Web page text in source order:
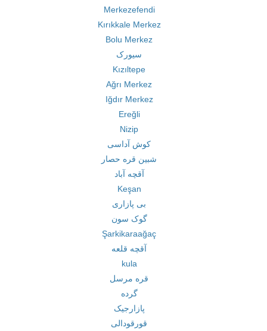
Merkezefendi
Kırıkkale Merkez
Bolu Merkez
سیورک
Kızıltepe
Ağrı Merkez
Iğdır Merkez
Ereğli
Nizip
کوش آداسی
شبین قره حصار
آقچه آباد
Keşan
بی پازاری
گوک سون
Şarkikaraağaç
آقچه قلعه
kula
قره مرسل
گرده
پازارجیک
قورقودالی